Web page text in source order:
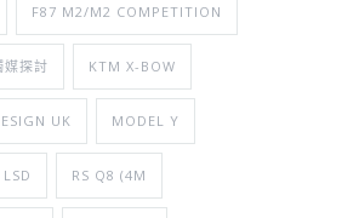
F87 M2/M2 COMPETITION
媒探討 KTM X-BOW
UK MODEL Y
RS Q8 (4M